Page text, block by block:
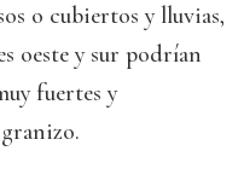
o cubiertos y lluvias,
oeste y sur podrían
fuertes y